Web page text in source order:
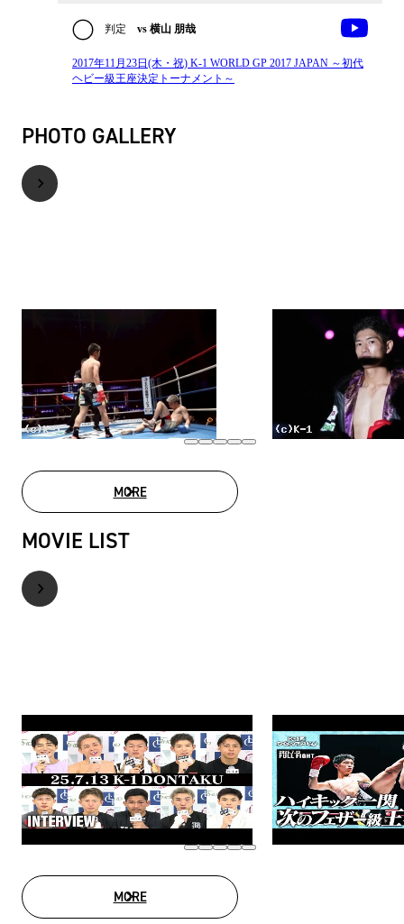
判定 vs 横山 朋哉
2017年11月23日(木・祝) K-1 WORLD GP 2017 JAPAN ～初代
ヘビー級王座決定トーナメント～
PHOTO GALLERY
MOREPHOTO GALLERY
MOVIE LIST
MOREMOVIE LIST